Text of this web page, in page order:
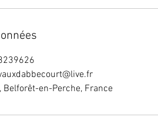
Belforêt-en-Perche, France